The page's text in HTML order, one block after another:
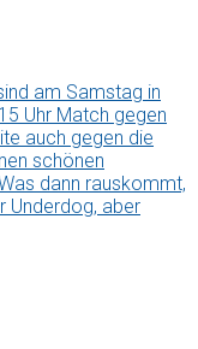
am Samstag in
Uhr Match gegen
auch gegen die
schönen
dann rauskommt,
Underdog, aber